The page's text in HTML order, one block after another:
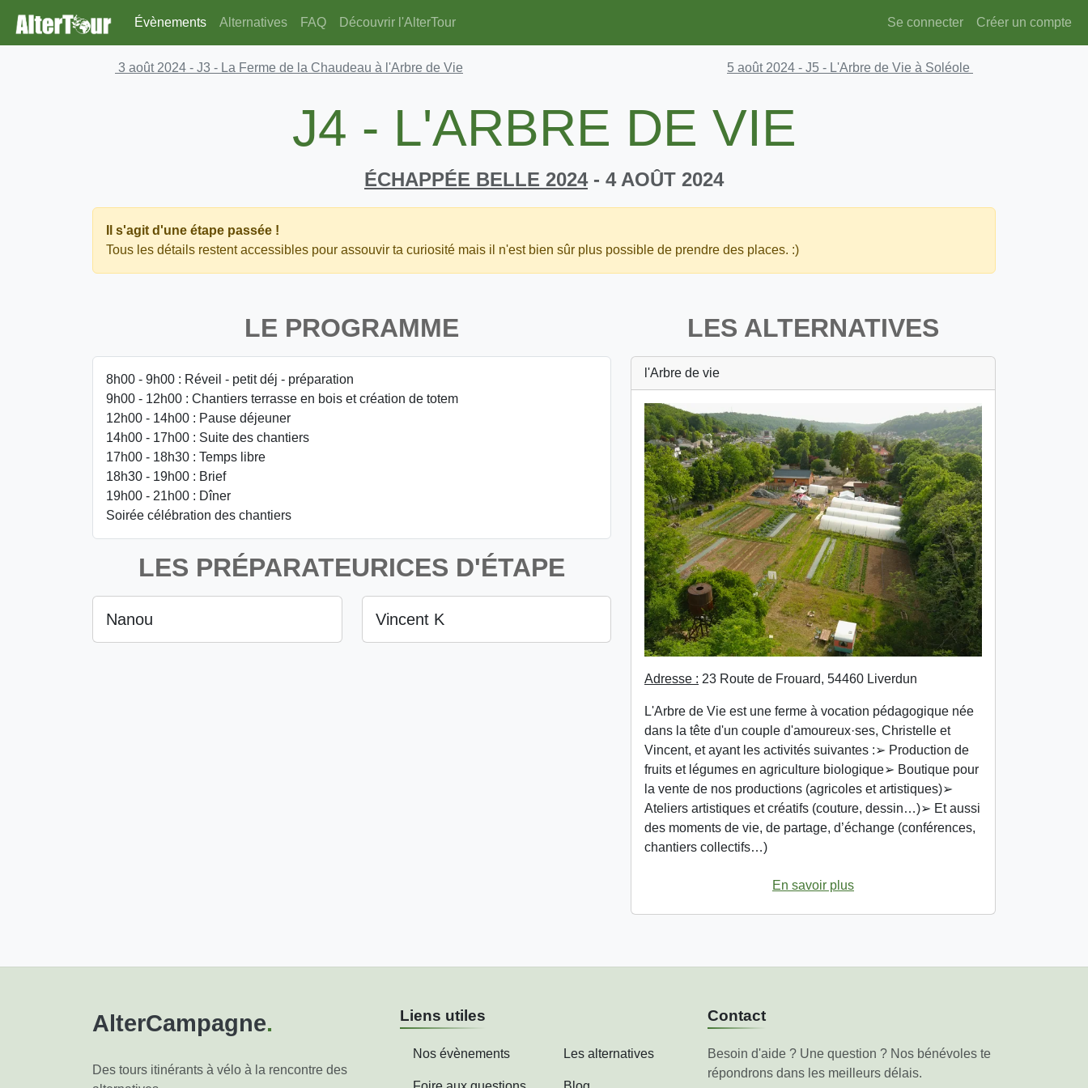
Évènements Alternatives FAQ Découvrir l'AlterTour Se connecter Créer un compte
3 août 2024 - J3 - La Ferme de la Chaudeau à l'Arbre de Vie 5 août 2024 - J5 - L'Arbre de Vie à Soléole
J4 - L'ARBRE DE VIE
ÉCHAPPÉE BELLE 2024- 4 AOÛT 2024
Il s'agit d'une étape passée !
Tous les détails restent accessibles pour assouvir ta curiosité mais il n'est bien sûr plus possible de prendre des places. :)
LE PROGRAMME
8h00 - 9h00 : Réveil - petit déj - préparation
9h00 - 12h00 : Chantiers terrasse en bois et création de totem
12h00 - 14h00 : Pause déjeuner
14h00 - 17h00 : Suite des chantiers
17h00 - 18h30 : Temps libre
18h30 - 19h00 : Brief
19h00 - 21h00 : Dîner
Soirée célébration des chantiers
LES PRÉPARATEURICES D'ÉTAPE
Nanou Vincent K
LES ALTERNATIVES
l'Arbre de vie
Adresse : 23 Route de Frouard, 54460 Liverdun
L'Arbre de Vie est une ferme à vocation pédagogique née
dans la tête d'un couple d'amoureux·ses, Christelle et
Vincent, et ayant les activités suivantes :➢ Production de
fruits et légumes en agriculture biologique➢ Boutique pour
la vente de nos productions (agricoles et artistiques)➢
Ateliers artistiques et créatifs (couture, dessin…)➢ Et aussi
des moments de vie, de partage, d’échange (conférences,
chantiers collectifs…)
En savoir plus
AlterCampagne.
Des tours itinérants à vélo à la rencontre des
Liens utiles
Nos évènements Les alternatives
Contact
Besoin d'aide ? Une question ? Nos bénévoles te
répondrons dans les meilleurs délais.